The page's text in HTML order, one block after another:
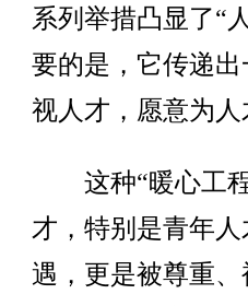
系列举措凸显了“
要的是，它传递
视人才，愿意为人
这种“暖心工程
才，特别是青年
遇，更是被尊重